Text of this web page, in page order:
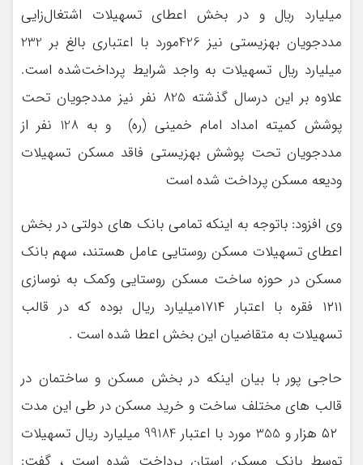
میلیارد ريال و در بخش اعطای تسهیلات اشتغال‌زایی
مددجویان بهزیستی نیز 426مورد با اعتباری بالغ بر 232
میلیارد ريال تسهیلات به واجد شرایط پرداخت‌شده است.
علاوه بر این درسال گذشته 825 نفر نیز مددجویان تحت
پوشش کمیته امداد امام خمینی (ره) و به 128 نفر از
مددجویان تحت پوشش بهزیستی فاقد مسکن تسهیلات
ودیعه مسکن پرداخت شده است
وی افزود: باتوجه به اینکه تمامی بانک های دولتی در بخش
اعطای تسهیلات مسکن روستایی عامل هستند، سهم بانک
مسکن در حوزه ساخت مسکن روستایی وکمک به نوسازی
۱۲۱۱ فقره با اعتبار ۱۷۱۴میلیارد ریال بوده که در قالب
تسهیلات به متقاضیان این بخش اعطا شده است .
حاجی پور با بیان اینکه در بخش مسکن و ساختمان در
قالب های مختلف ساخت و خرید مسکن در طی این مدت
۵۲ هزار و 355 مورد با اعتبار 99184 میلیارد ریال تسهیلات